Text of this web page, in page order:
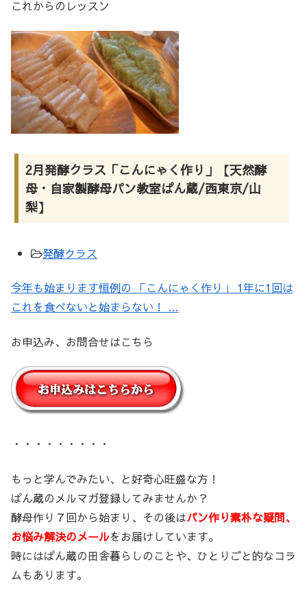
これからのレッスン
2月発酵クラス「こんにゃく作り」【天然酵
母・自家製酵母パン教室ぱん蔵/西東京/山
梨】
発酵クラス
今年も始まります恒例の 「こんにゃく作り」 1年に1回は
これを食べないと始まらない！ …
お申込み、お問合せはこちら
・・・・・・・・・
もっと学んでみたい、と好奇心旺盛な方！
ぱん蔵のメルマガ登録してみませんか？
酵母作り７回から始まり、その後はパン作り素朴な疑問、
お悩み解決のメールをお届けしています。
時にはぱん蔵の田舎暮らしのことや、ひとりごと的なコラ
ムもあります。